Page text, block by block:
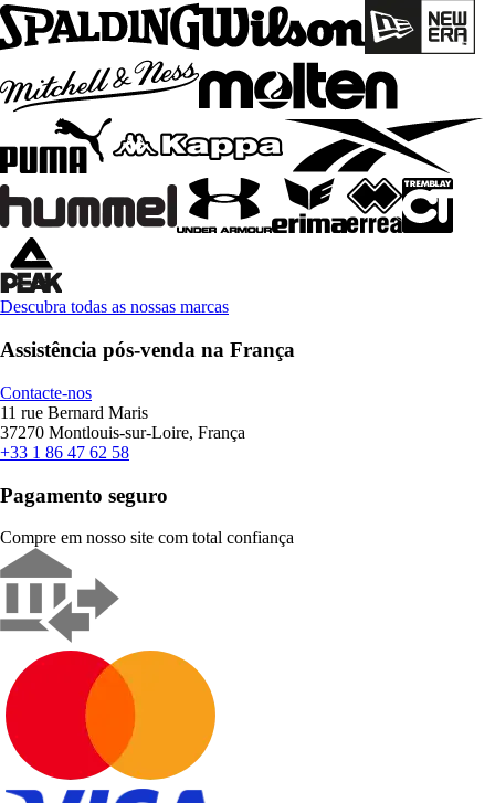
Descubra todas as nossas marcas
Assistência pós-venda na França
Contacte-nos
11 rue Bernard Maris
37270 Montlouis-sur-Loire, França
+33 1 86 47 62 58
Pagamento seguro
Compre em nosso site com total confiança